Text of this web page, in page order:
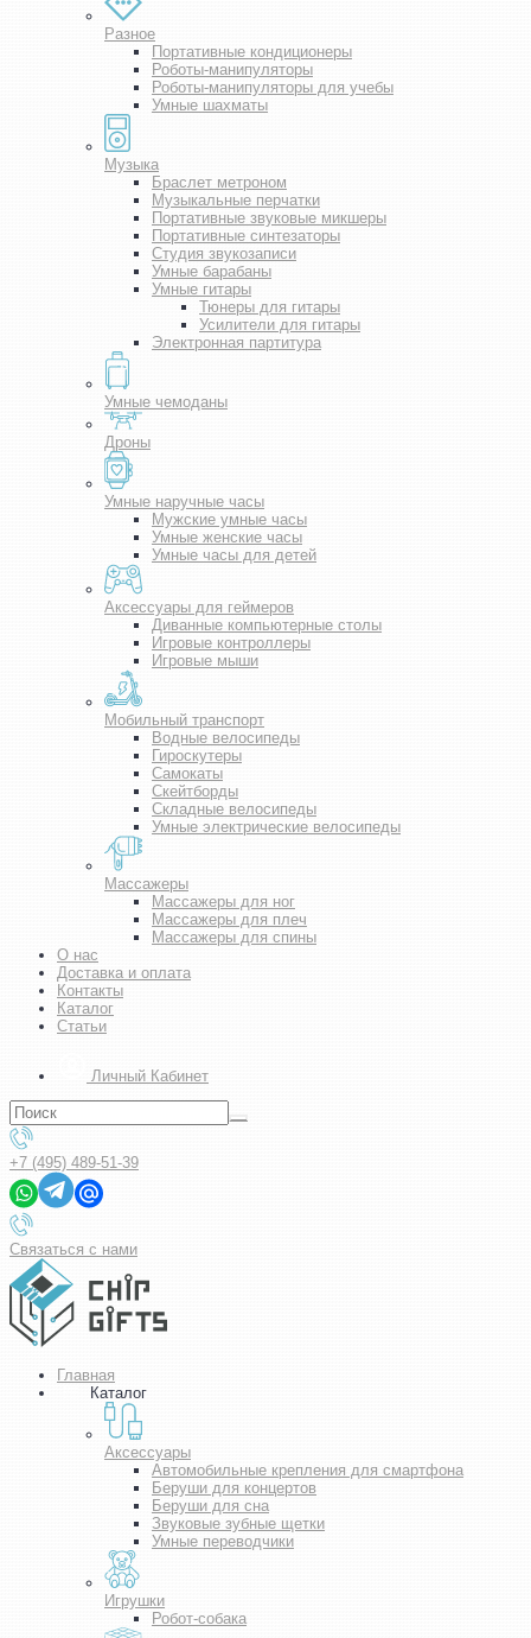
Разное
Портативные кондиционеры
Роботы-манипуляторы
Роботы-манипуляторы для учебы
Умные шахматы
Музыка
Браслет метроном
Музыкальные перчатки
Портативные звуковые микшеры
Портативные синтезаторы
Студия звукозаписи
Умные барабаны
Умные гитары
Тюнеры для гитары
Усилители для гитары
Электронная партитура
Умные чемоданы
Дроны
Умные наручные часы
Мужские умные часы
Умные женские часы
Умные часы для детей
Аксессуары для геймеров
Диванные компьютерные столы
Игровые контроллеры
Игровые мыши
Мобильный транспорт
Водные велосипеды
Гироскутеры
Самокаты
Скейтборды
Складные велосипеды
Умные электрические велосипеды
Массажеры
Массажеры для ног
Массажеры для плеч
Массажеры для спины
О нас
Доставка и оплата
Контакты
Каталог
Статьи
Личный Кабинет
+7 (495) 489-51-39
Связаться с нами
Главная
Каталог
Аксессуары
Автомобильные крепления для смартфона
Беруши для концертов
Беруши для сна
Звуковые зубные щетки
Умные переводчики
Игрушки
Робот-собака